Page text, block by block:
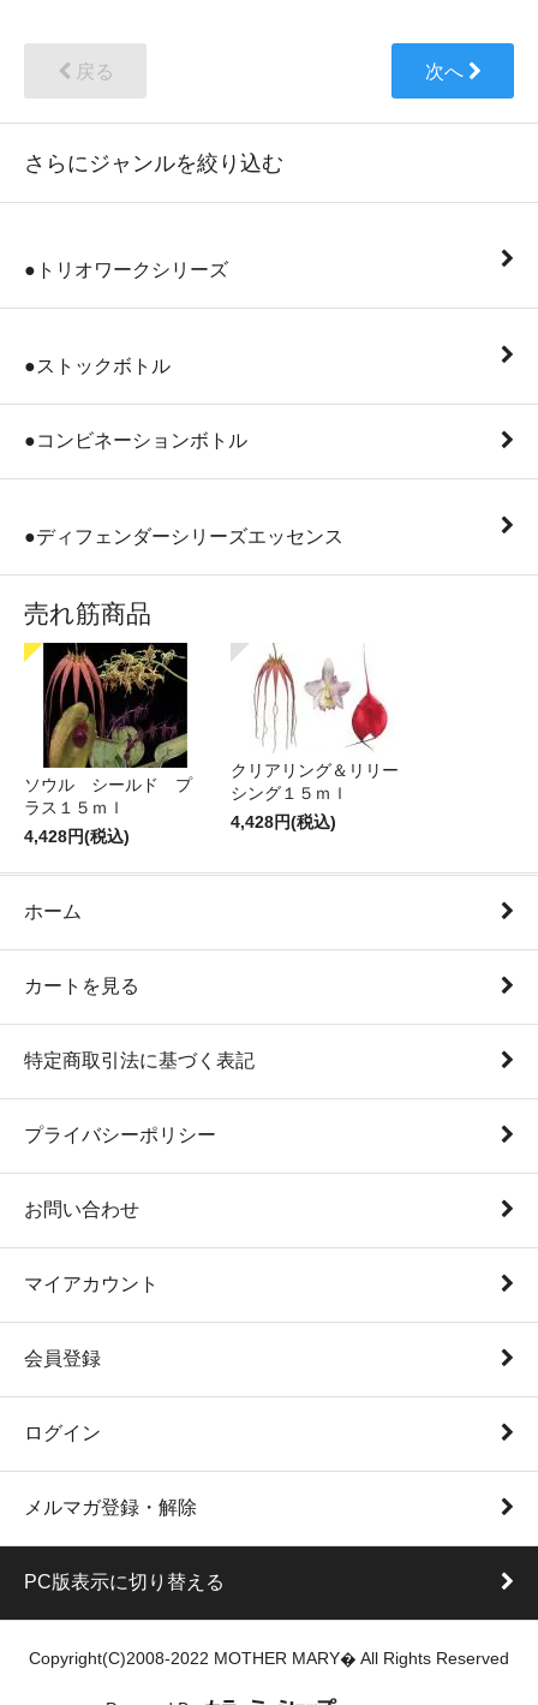
戻る 次へ
さらにジャンルを絞り込む
●トリオワークシリーズ
●ストックボトル
●コンビネーションボトル
●ディフェンダーシリーズエッセンス
売れ筋商品
ソウル シールド プ
ラス１５ｍｌ
4,428円(税込)
クリアリング＆リリー
シング１５ｍｌ
4,428円(税込)
ホーム
カートを見る
特定商取引法に基づく表記
プライバシーポリシー
お問い合わせ
マイアカウント
会員登録
ログイン
メルマガ登録・解除
PC版表示に切り替える
Copyright(C)2008-2022 MOTHER MARY� All Rights Reserved